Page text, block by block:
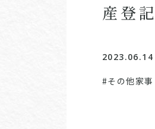
産登
2023.06.14
#その他家事